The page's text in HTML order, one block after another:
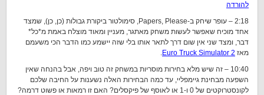
להורדה
2:18 – עופר שיחק ב-Papers, Please, סימולטור ביקורת גבולות (כן, כן), שמצד
אחד מוכיח שאפשר לעשות משחק מאתגר, מעניין ומאוד מוצלח באמת מ*כל*
דבר, ומצד שני אין שום דרך לתאר אותו בלי שזה יישמע כמו הדבר הכי משעמם
מאז Euro Truck Simulator 2
.
10:40 – זה שיש מלא בחירות מוסריות במשחק זה טוב ויפה, אבל בהנחה שאין
השפעה מבחינת גיימפליי, עד כמה הבחירות האלה נשענות על החיבה שלכם
לקונסטרוקטים של 0 ו-1 או לאוסף של פיקסלים? האם זו רמאות או פשוט דרמה?